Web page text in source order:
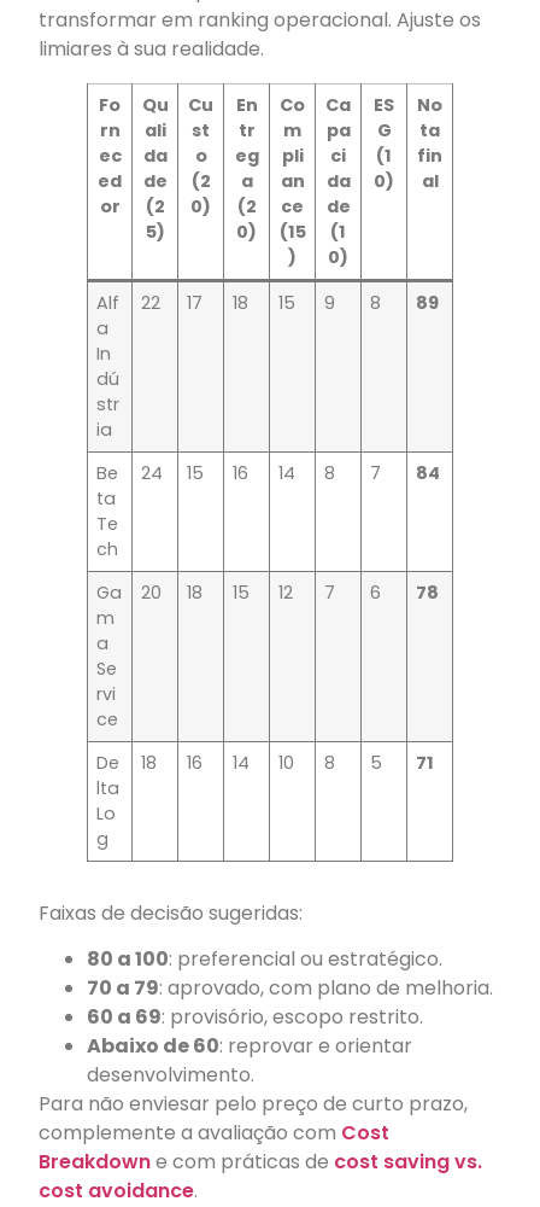
transformar em ranking operacional. Ajuste os
limiares à sua realidade.
Fo
rn
ec
ed
or
Qu
ali
da
de
(2
5)
Cu
st
o
(2
0)
En
tr
eg
a
(2
0)
Co
m
pli
an
ce
(15
)
Ca
pa
ci
da
de
(1
0)
ES
G
(1
0)
No
ta
fin
al
Alf
a
In
dú
str
ia
22 17 18 15 9 8 89
Be
ta
Te
ch
24 15 16 14 8 7 84
Ga
m
a
Se
rvi
ce
20 18 15 12 7 6 78
De
lta
Lo
g
18 16 14 10 8 5 71
Faixas de decisão sugeridas:
80 a 100: preferencial ou estratégico.
70 a 79: aprovado, com plano de melhoria.
60 a 69: provisório, escopo restrito.
Abaixo de 60: reprovar e orientar
desenvolvimento.
Para não enviesar pelo preço de curto prazo,
complemente a avaliação com Cost
Breakdowne com práticas de cost saving vs.
cost avoidance.